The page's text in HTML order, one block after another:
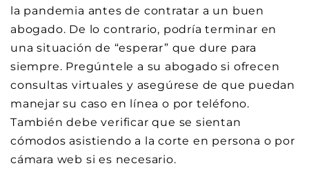
la pandemia antes de contratar a un buen
abogado. De lo contrario, podría terminar en
una situación de “esperar” que dure para
siempre. Pregúntele a su abogado si ofrecen
consultas virtuales y asegúrese de que puedan
manejar su caso en línea o por teléfono.
También debe verificar que se sientan
cómodos asistiendo a la corte en persona o por
cámara web si es necesario.